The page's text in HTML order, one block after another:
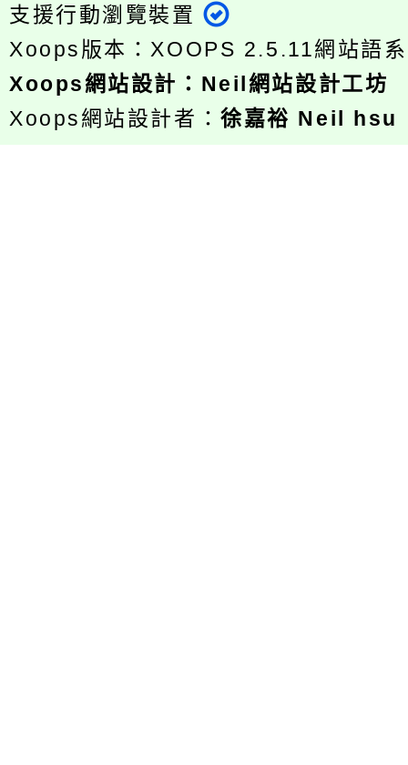
支援行動瀏覽裝置
Xoops版本：XOOPS 2.5.11網站語
Xoops網站設計 ： Neil網站設計工坊
Xoops網站設計者：徐嘉裕 Neil hsu